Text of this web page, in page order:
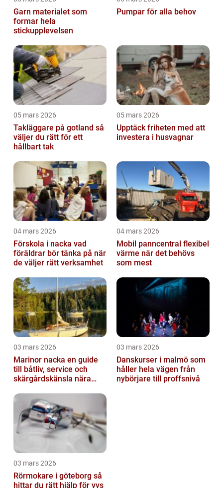
Garn materialet som
formar hela
stickupplevelsen
Pumpar för alla behov
05 mars 2026
Takläggare på gotland så
väljer du rätt för ett
hållbart tak
05 mars 2026
Upptäck friheten med att
investera i husvagnar
04 mars 2026
Förskola i nacka vad
föräldrar bör tänka på när
de väljer rätt verksamhet
04 mars 2026
Mobil panncentral flexibel
värme när det behövs
som mest
03 mars 2026
Marinor nacka en guide
till båtliv, service och
skärgårdskänsla nära
03 mars 2026
Danskurser i malmö som
håller hela vägen från
nybörjare till proffsnivå
03 mars 2026
Rörmokare i göteborg så
hittar du rätt hjälp för vvs